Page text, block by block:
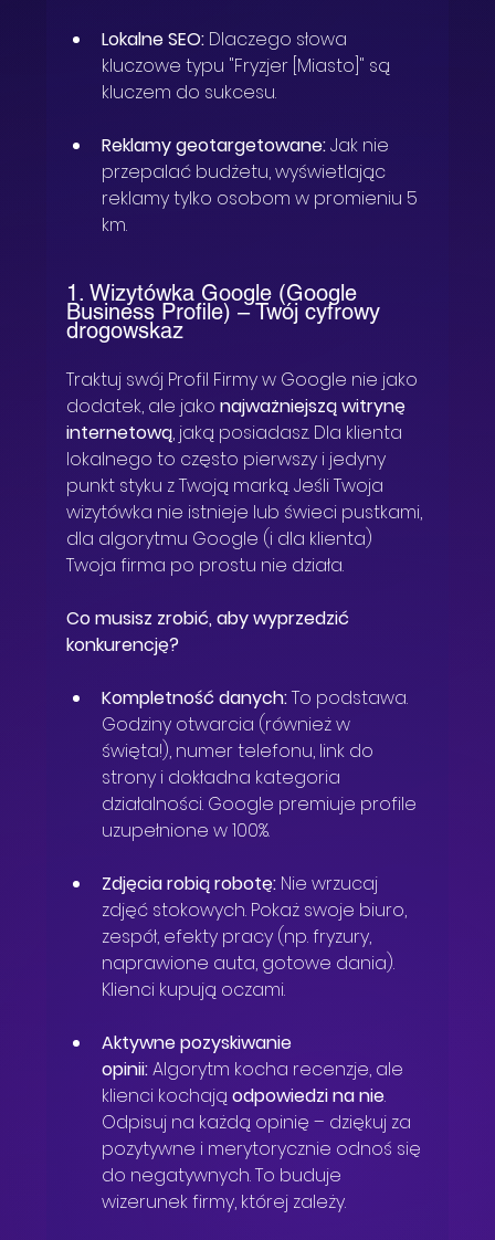
Lokalne SEO: Dlaczego słowa
kluczowe typu "Fryzjer [Miasto]" są
kluczem do sukcesu.
Reklamy geotargetowane: Jak nie
przepalać budżetu, wyświetlając
reklamy tylko osobom w promieniu 5
km.
1. Wizytówka Google (Google
Business Profile) – Twój cyfrowy
drogowskaz
Traktuj swój Profil Firmy w Google nie jako
dodatek, ale jako najważniejszą witrynę
internetową, jaką posiadasz. Dla klienta
lokalnego to często pierwszy i jedyny
punkt styku z Twoją marką. Jeśli Twoja
wizytówka nie istnieje lub świeci pustkami,
dla algorytmu Google (i dla klienta)
Twoja firma po prostu nie działa.
Co musisz zrobić, aby wyprzedzić
konkurencję?
Kompletność danych: To podstawa.
Godziny otwarcia (również w
święta!), numer telefonu, link do
strony i dokładna kategoria
działalności. Google premiuje profile
uzupełnione w 100%.
Zdjęcia robią robotę: Nie wrzucaj
zdjęć stokowych. Pokaż swoje biuro,
zespół, efekty pracy (np. fryzury,
naprawione auta, gotowe dania).
Klienci kupują oczami.
Aktywne pozyskiwanie
opinii: Algorytm kocha recenzje, ale
klienci kochają odpowiedzi na nie.
Odpisuj na każdą opinię – dziękuj za
pozytywne i merytorycznie odnoś się
do negatywnych. To buduje
wizerunek firmy, której zależy.